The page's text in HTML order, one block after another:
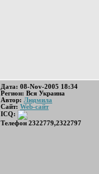
Дата: 08-Nov-2005 18:34
Регион: Вся Украина
Автор: Людмила
Сайт: Web-сайт
ICQ:
Телефон 2322779,2322797